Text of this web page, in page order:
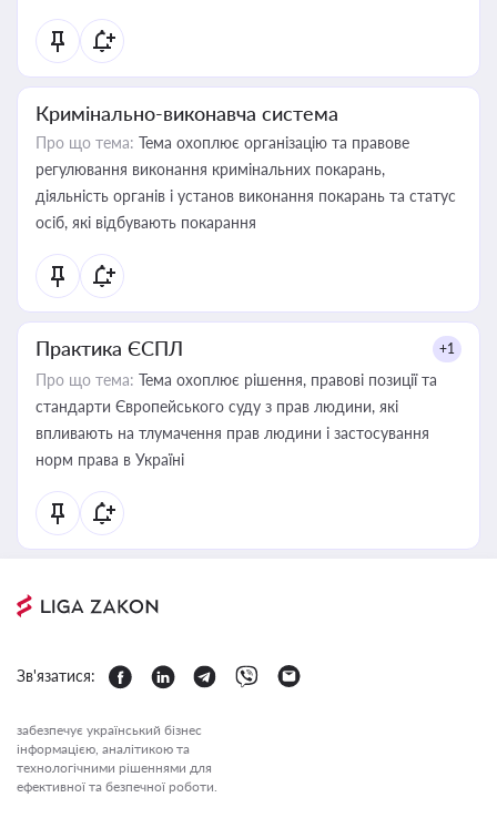
Кримінально-виконавча система
Про що тема: Тема охоплює організацію та правове
регулювання виконання кримінальних покарань,
діяльність органів і установ виконання покарань та статус
осіб, які відбувають покарання
Практика ЄСПЛ +1
Про що тема: Тема охоплює рішення, правові позиції та
стандарти Європейського суду з прав людини, які
впливають на тлумачення прав людини і застосування
норм права в Україні
Зв'язатися:
забезпечує український бізнес
інформацією, аналітикою та
технологічними рішеннями для
ефективної та безпечної роботи.